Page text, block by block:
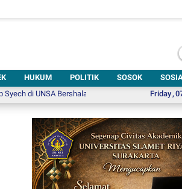
HUKUM POLITIK SOSOK
Friday,
Bershalawat: Bersihkan Hati untuk